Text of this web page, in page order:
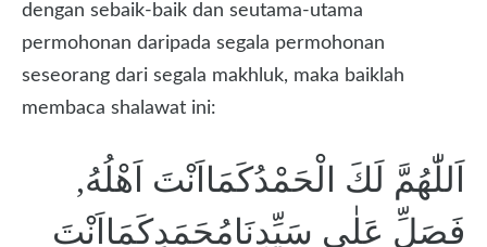
dengan sebaik-baik dan seutama-utama
permohonan daripada segala permohonan
seseorang dari segala makhluk, maka baiklah
membaca shalawat ini:
اَللّٰهُمَّ لَكَ الْحَمْدُكَمَااَنْتَ اَهْلُهُ,
فَصَلِّ عَلٰى سَيِّدِنَامُحَمَدٍكَمَااَنْتَ